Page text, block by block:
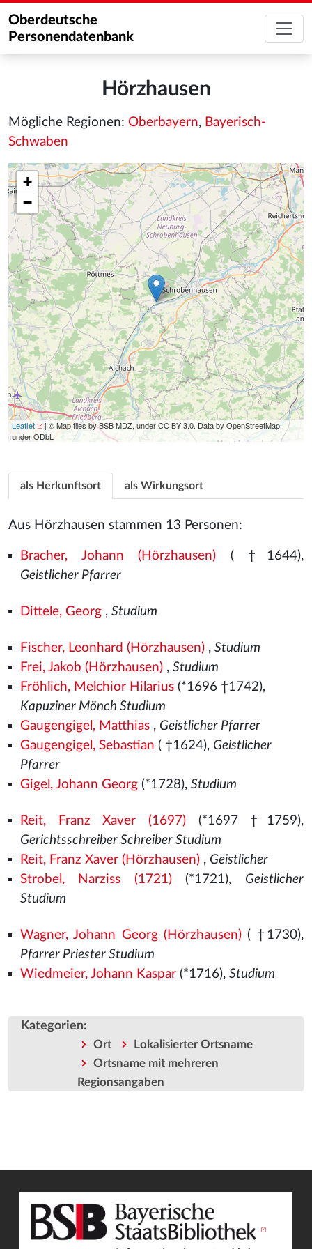
Oberdeutsche
Personendatenbank
Hörzhausen
Mögliche Regionen: Oberbayern, Bayerisch-
Schwaben
+
−
Leaflet
| © Map tiles by BSB MDZ, under CC BY 3.0. Data by OpenStreetMap,
under ODbL
als Herkunftsort als Wirkungsort
Aus Hörzhausen stammen 13 Personen:
Bracher, Johann (Hörzhausen) ( †1644),
Geistlicher Pfarrer
Dittele, Georg, Studium
Fischer, Leonhard (Hörzhausen), Studium
Frei, Jakob (Hörzhausen), Studium
Fröhlich, Melchior Hilarius(*1696 †1742),
Kapuziner Mönch Studium
Gaugengigel, Matthias, Geistlicher Pfarrer
Gaugengigel, Sebastian ( †1624), Geistlicher
Pfarrer
Gigel, Johann Georg(*1728), Studium
Reit, Franz Xaver (1697)(*1697 †1759),
Gerichtsschreiber Schreiber Studium
Reit, Franz Xaver (Hörzhausen), Geistlicher
Strobel, Narziss (1721)(*1721), Geistlicher
Studium
Wagner, Johann Georg (Hörzhausen)( †1730),
Pfarrer Priester Studium
Wiedmeier, Johann Kaspar(*1716), Studium
Kategorien:
Ort
Lokalisierter Ortsname
Ortsname mit mehreren
Regionsangaben